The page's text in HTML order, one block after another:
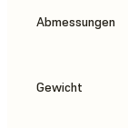
Abmessungen
Gewicht